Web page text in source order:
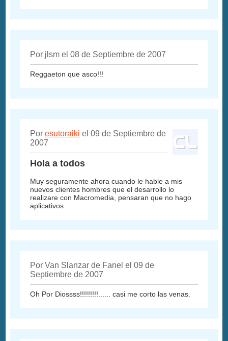
Por jlsm el 08 de Septiembre de 2007
Reggaeton que asco!!!
Poresutoraiki el 09 de Septiembre de
2007
Hola a todos
Muy seguramente ahora cuando le hable a mis
nuevos clientes hombres que el desarrollo lo
realizare con Macromedia, pensaran que no hago
aplicativos
Por Van Slanzar de Fanel el 09 de
Septiembre de 2007
Oh Por Diossss!!!!!!!!!...... casi me corto las venas.